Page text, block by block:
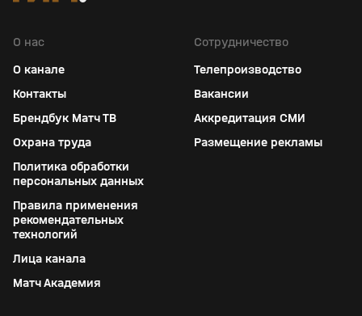
О нас
О канале
Контакты
Брендбук Матч ТВ
Охрана труда
Политика обработки
персональных данных
Правила применения
рекомендательных
технологий
Лица канала
Матч Академия
Сотрудничество
Телепроизводство
Вакансии
Аккредитация СМИ
Размещение рекламы